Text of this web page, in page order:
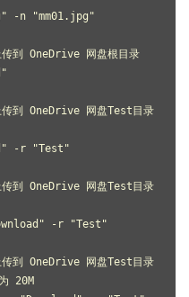
-n "mm01.jpg"
到 OneDrive 网盘根目录
到 OneDrive 网盘Test目录
-r "Test"
到 OneDrive 网盘Test目录
-r "Test"
到 OneDrive 网盘Test目录
20M